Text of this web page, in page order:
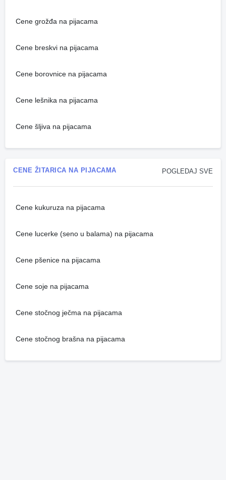
Cene grožđa na pijacama
Cene breskvi na pijacama
Cene borovnice na pijacama
Cene lešnika na pijacama
Cene šljiva na pijacama
POGLEDAJ SVE
CENE ŽITARICA NA PIJACAMA
Cene kukuruza na pijacama
Cene lucerke (seno u balama) na pijacama
Cene pšenice na pijacama
Cene soje na pijacama
Cene stočnog ječma na pijacama
Cene stočnog brašna na pijacama